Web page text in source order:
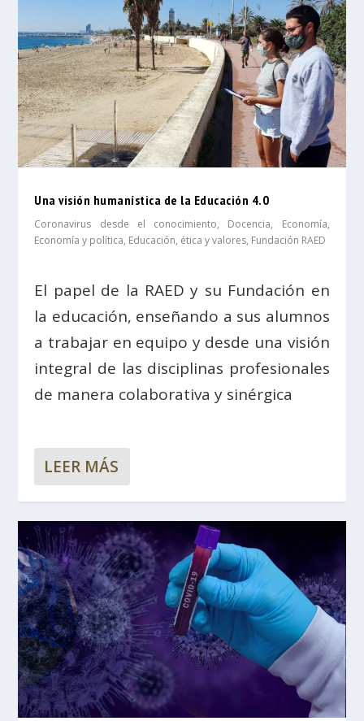
Una visión humanística de la Educación 4.0
Coronavirus desde el conocimiento, Docencia, Economía,
Economía y política, Educación, ética y valores, Fundación RAED
El papel de la RAED y su Fundación en
la educación, enseñando a sus alumnos
a trabajar en equipo y desde una visión
integral de las disciplinas profesionales
de manera colaborativa y sinérgica
LEER MÁS